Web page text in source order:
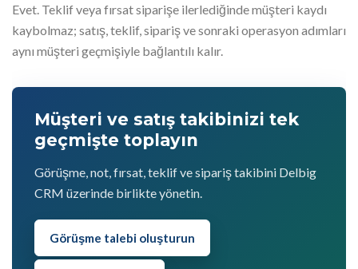
Evet. Teklif veya fırsat siparişe ilerlediğinde müşteri kaydı
kaybolmaz; satış, teklif, sipariş ve sonraki operasyon adımları
aynı müşteri geçmişiyle bağlantılı kalır.
Müşteri ve satış takibinizi tek
geçmişte toplayın
Görüşme, not, fırsat, teklif ve sipariş takibini Delbig
CRM üzerinde birlikte yönetin.
Görüşme talebi oluşturun